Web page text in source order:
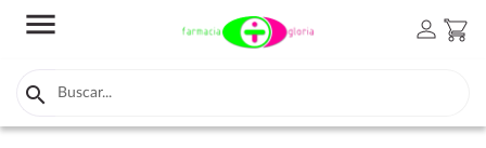
menu person shopping_cart
